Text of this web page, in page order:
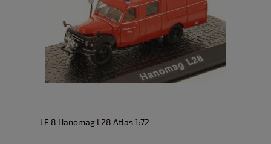
LF 8 Hanomag L28 Atlas 1:72